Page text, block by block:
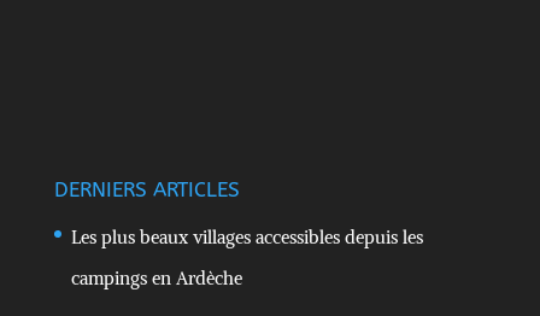
DERNIERS ARTICLES
Les plus beaux villages accessibles depuis les
campings en Ardèche